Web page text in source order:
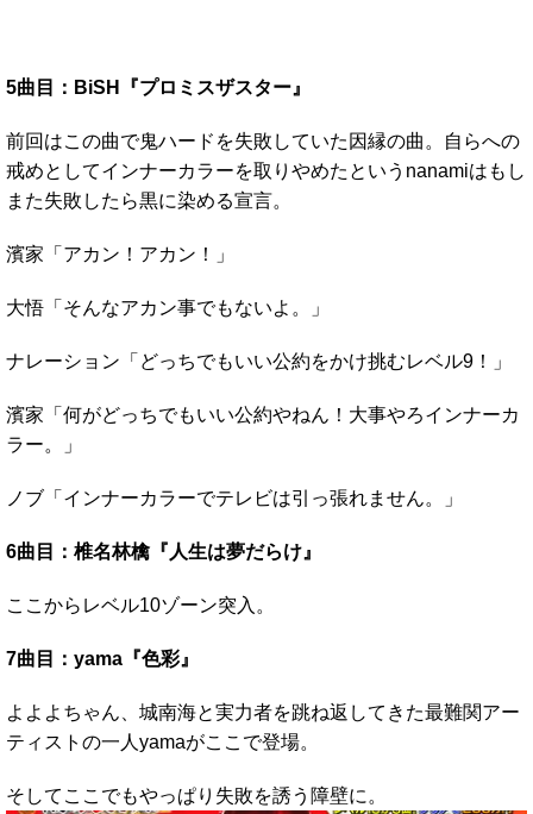
5曲目：BiSH『プロミスザスター』
前回はこの曲で鬼ハードを失敗していた因縁の曲。自らへの
戒めとしてインナーカラーを取りやめたというnanamiはもし
また失敗したら黒に染める宣言。
濱家「アカン！アカン！」
大悟「そんなアカン事でもないよ。」
ナレーション「どっちでもいい公約をかけ挑むレベル9！」
濱家「何がどっちでもいい公約やねん！大事やろインナーカ
ラー。」
ノブ「インナーカラーでテレビは引っ張れません。」
6曲目：椎名林檎『人生は夢だらけ』
ここからレベル10ゾーン突入。
7曲目：yama『色彩』
よよよちゃん、城南海と実力者を跳ね返してきた最難関アー
ティストの一人yamaがここで登場。
そしてここでもやっぱり失敗を誘う障壁に。